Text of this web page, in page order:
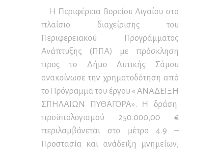
Η Περιφέρεια Βορείου Αιγαίου στο
πλαίσιο διαχείρισης του
Περιφερειακού Προγράμματος
Ανάπτυξης (ΠΠΑ) με πρόσκληση
προς το Δήμο Δυτικής Σάμου
ανακοίνωσε την χρηματοδότηση από
το Πρόγραμμα του έργου « ΑΝΑΔΕΙΞΗ
ΣΠΗΛΑΙΩΝ ΠΥΘΑΓΟΡΑ». Η δράση
προϋπολογισμού 250.000,00 €
περιλαμβάνεται στο μέτρο 4.9 –
Προστασία και ανάδειξη μνημείων,